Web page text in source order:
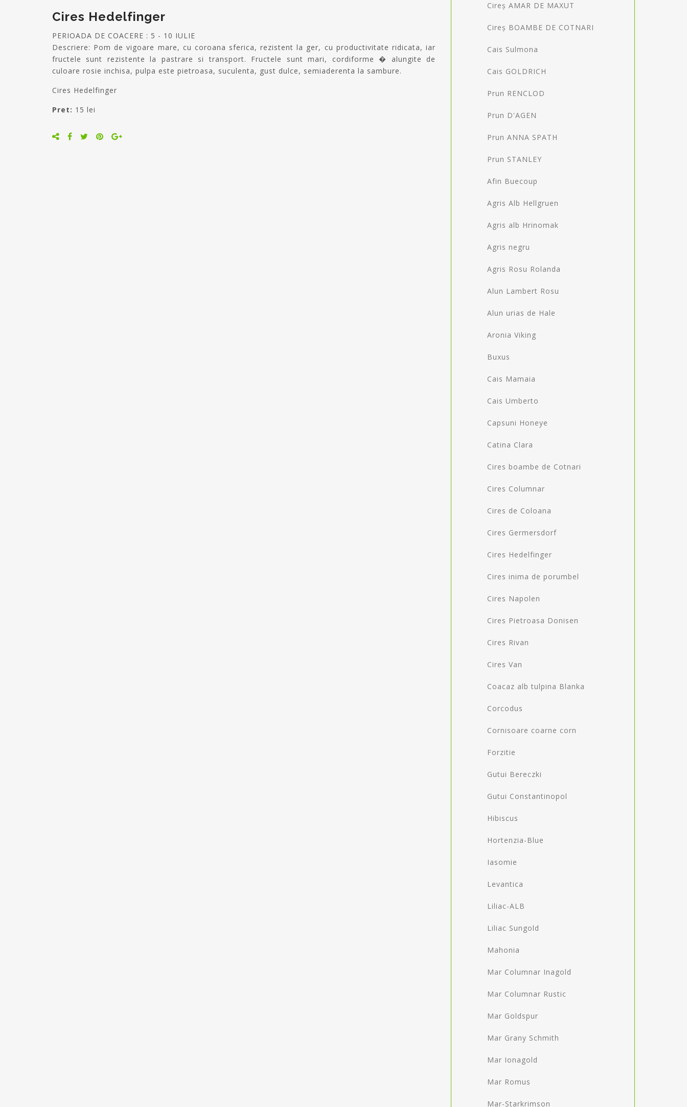
Cires Hedelfinger
PERIOADA DE COACERE : 5 - 10 IULIE
Descriere: Pom de vigoare mare, cu coroana sferica, rezistent la ger, cu productivitate ridicata, iar
fructele sunt rezistente la pastrare si transport. Fructele sunt mari, cordiforme � alungite de
culoare rosie inchisa, pulpa este pietroasa, suculenta, gust dulce, semiaderenta la sambure.
Cires Hedelfinger
Pret: 15 lei
Cireș AMAR DE MAXUT
Cireș BOAMBE DE COTNARI
Cais Sulmona
Cais GOLDRICH
Prun RENCLOD
Prun D'AGEN
Prun ANNA SPATH
Prun STANLEY
Afin Buecoup
Agris Alb Hellgruen
Agris alb Hrinomak
Agris negru
Agris Rosu Rolanda
Alun Lambert Rosu
Alun urias de Hale
Aronia Viking
Buxus
Cais Mamaia
Cais Umberto
Capsuni Honeye
Catina Clara
Cires boambe de Cotnari
Cires Columnar
Cires de Coloana
Cires Germersdorf
Cires Hedelfinger
Cires inima de porumbel
Cires Napolen
Cires Pietroasa Donisen
Cires Rivan
Cires Van
Coacaz alb tulpina Blanka
Corcodus
Cornisoare coarne corn
Forzitie
Gutui Bereczki
Gutui Constantinopol
Hibiscus
Hortenzia-Blue
Iasomie
Levantica
Liliac-ALB
Liliac Sungold
Mahonia
Mar Columnar Inagold
Mar Columnar Rustic
Mar Goldspur
Mar Grany Schmith
Mar Ionagold
Mar Romus
Mar-Starkrimson